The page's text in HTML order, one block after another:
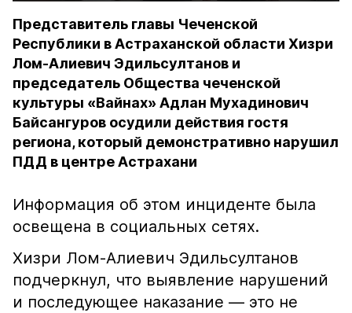
Представитель главы Чеченской
Республики в Астраханской области Хизри
Лом-Алиевич Эдильсултанов и
председатель Общества чеченской
культуры «Вайнах» Адлан Мухадинович
Байсангуров осудили действия гостя
региона, который демонстративно нарушил
ПДД в центре Астрахани
Информация об этом инциденте была
освещена в социальных сетях.
Хизри Лом-Алиевич Эдильсултанов
подчеркнул, что выявление нарушений
и последующее наказание — это не